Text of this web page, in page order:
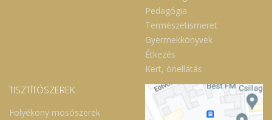
Pedagógia
Természetismeret
Gyermekkönyvek
Étkezés
Kert, önellátás
TISZTÍTÓSZEREK
Folyékony mosószerek